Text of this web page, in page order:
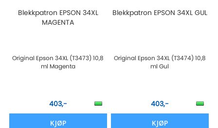
Blekkpatron EPSON 34XL
MAGENTA
Original Epson 34XL (T3473) 10,8
ml Magenta
403,-
KJØP
Blekkpatron EPSON 34XL GUL
Original Epson 34XL (T3474) 10,8
ml Gul
403,-
KJØP